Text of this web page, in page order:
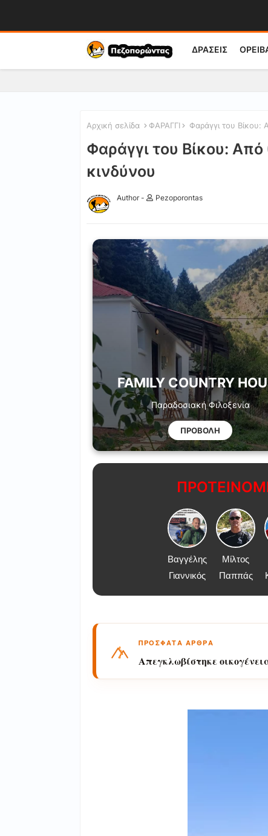
ΔΡΑΣΕΙΣ
Αρχική σελίδα ΦΑΡΑΓΓΙ Φαράγγι του
Φαράγγι του Βίκου:
κινδύνου
Author - Pezoporontas
FAMILY COUNTRY
Παραδοσιακή Φιλοξενία
ΠΡΟΒΟΛΗ
Βαγγέλης
Γιαννικός
Μίλτος
Παππάς
ΠΡΟΣΦΑΤΑ ΑΡΘΡΑ
Απεγκλωβίστηκε